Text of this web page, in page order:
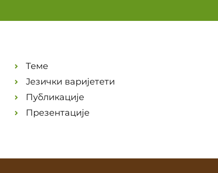
Теме
Језички варијетети
Публикације
Презентације